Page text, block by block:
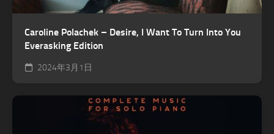
Caroline Polachek – Desire, I Want To Turn Into You
Everasking Edition
2024年3月1日